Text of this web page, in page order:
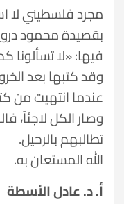
مجرد فلسطيني لا
بقصيدة محمود
فيها: «لا تسألونا
وقد كتبها بعد
عندما انتهيت من
وصار الكل لاجئاً،
تطالبهم بالرحيل.
الله المستعان به.
أ. د. عادل الأسطة